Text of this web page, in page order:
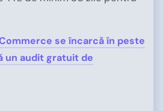
se încarcă în peste
un audit gratuit de